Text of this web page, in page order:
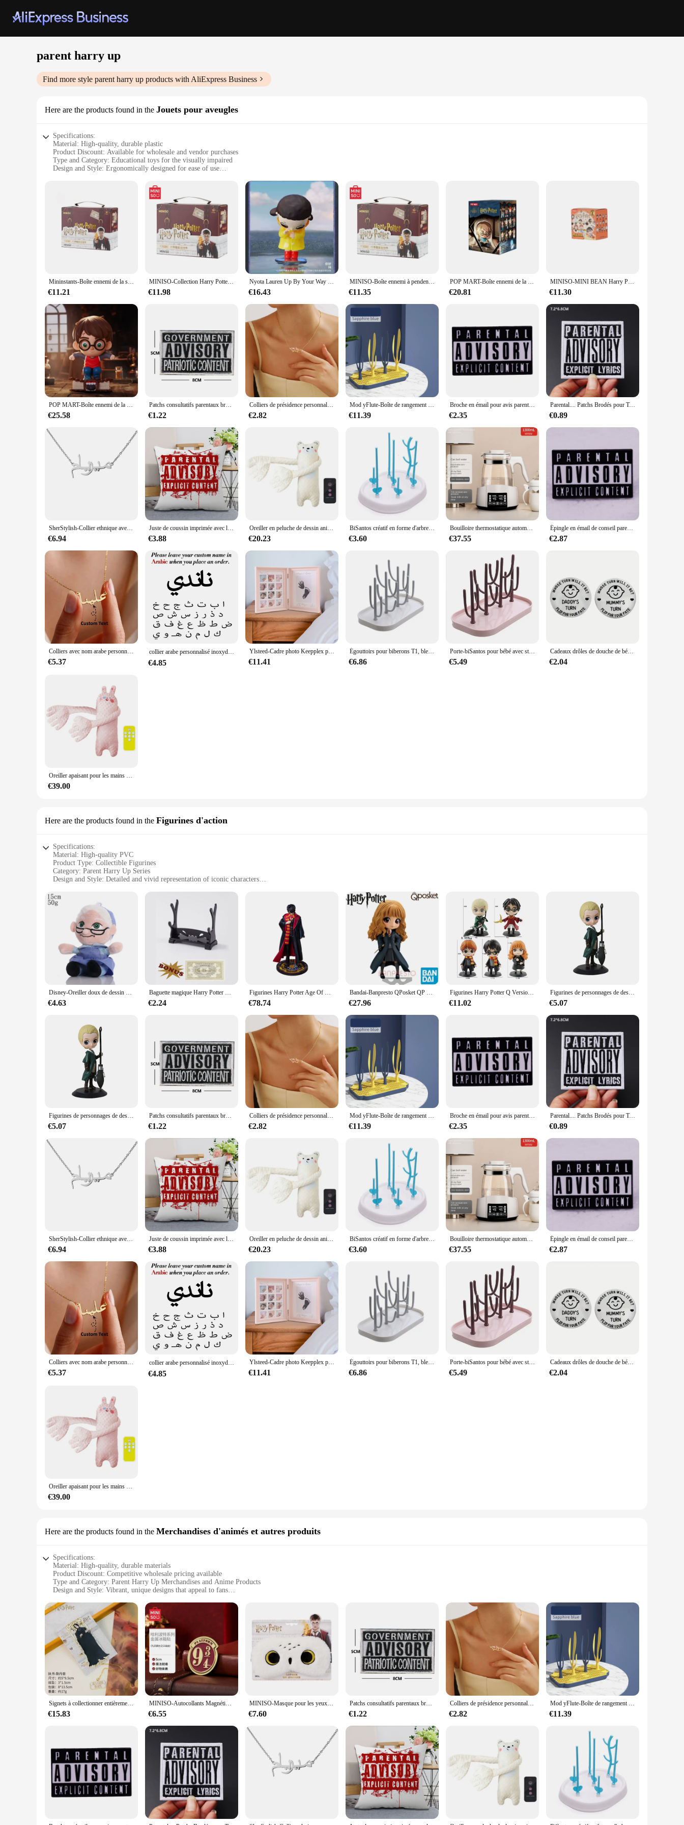
parent harry up
Find more style parent harry up products with AliExpress Business
Here are the products found in the Jouets pour aveugles
Specifications:
Material: High-quality, durable plastic
Product Discount: Available for wholesale and vendor purchases
Type and Category: Educational toys for the visually impaired
Design and Style: Ergonomically designed for ease of use
Typical Adaptive Scenario: Suitable for educational settings and home use
Shape or Size or Weight or Quantity: Comes in sets, ideal for group activities
Features:
**Engaging and Educational**
The parent harry up Jouets pour aveugles are a unique and innovative set of educational toys specifically designed for children with visual impairments. These toys are not only fun but also serve as an
excellent tool for enhancing cognitive development and motor skills. The high-quality, durable plastic ensures longevity and safety, making them perfect for both educational settings and home use.
The ergonomic design of the toys makes them easy to handle, promoting independent play and fostering confidence in children.
These educational toys are not just for children; they are also a fantastic resource for parents, educators, and caregivers. The sets are available for wholesale and vendor purchases, making them
accessible to a wide range of users. The toys are designed to be used in various adaptive scenarios, such as classrooms, therapy sessions, or at home, ensuring that children with visual impairments can
enjoy learning and play just like their peers. The toys come in sets, allowing for group activities and social interaction, which is crucial for the development of social skills.
Safety is paramount when it comes to toys for children with special needs. The parent harry up Jouets pour aveugles are rigorously tested to meet the highest safety standards. The durable plastic
construction ensures that the toys can withstand the rigors of frequent use, while the design is specifically tailored to prevent any choking hazards. These toys are not just about fun; they are also about
quality and safety, giving parents and caregivers peace of mind while their children explore and learn.
Mininstants-Boîte ennemi de la série Harry Potter, pendentif de valise, Poudlard, décoration de bagage d'école de magie, cadeau de vacances surprise, authentique
€11.21
MINISO-Collection Harry Potter, Poudlard, école de sorcellerie et de magie, bagage, boîte ennemi, pendentif
€11.98
Nyota Lauren Up By Your Way Series Anime Figure Modèle pour Bol, Ornement de Bureau à Collectionner, Boîte Aveugle, Kawaii, Décoration, Nouveau, 2025
€16.43
MINISO-Boîte ennemi à pendentif Harry Potter, Poudlard, école de sorcellerie et de sorcellerie, série de boîtes à bagages, cadeau d'anniversaire pour enfants
€11.35
POP MART-Boîte ennemi de la série Harry Potter et le Prishbof Azkaban, jouets, boîte mystère, figurine d'action, cadeau d'anniversaire
€20.81
MINISO-MINI BEAN Harry Potter Poses Moe Mars Blind Box, pendentif pour ordinateur, 2 pièces
€11.30
POP MART-Boîte ennemi de la série Harry Potter et le Prishbof Azkaban, jouets, boîte mystère, figurine d'action, cadeau d'anniversaire
€25.58
Patchs consultatifs parentaux brodés, insignes de sensation de tissu dentaire, patch de lettre drôle militaire
€1.22
Colliers de présidence personnalisés avec nom arabe pour femmes, acier inoxydable personnalisé, tour de cou en or, cadeau de bijoux islamiques
€2.82
Mod yFlute-Boîte de rangement pour biberons T1, portable, parfait pour la cuisine
€11.39
Broche en émail pour avis parental, insigne en métal iodé, accessoire de mode, bijoux pour vêtements, chapeau, sac à dos, cadeaux
€2.35
Parental.... Patchs Brodés pour T-shirt, Taille 7.2x6.8cm, Bricolage, Fer sur Rayures, Appliques, Vêtements, Autocollants, Vêtements, Coudre sur des Danemark ges
€0.89
SherStylish-Collier ethnique avec nom arabe personnalisé pour femme, pendentif plaque signalétique en acier inoxydable, bijoux personnalisés, cadeau
€6.94
Juste de coussin imprimée avec logo d'étiquette parentale, taie d'oreiller carrée, style éventail, décoration d'intérieur
€3.88
Oreiller en peluche de dessin animé pour bébé, jouet apaisant pour les mains, jouet réconfortant pour nourrissons, télécommande pour le sommeil Domincomparator
€20.23
BiSantos créatif en forme d'arbre, biSantos de séchage T1, biSantos multifonctionnel, poignées T1, biSantos amovible, nouveau
€3.60
Bouilloire thermostatique automatique pour lait en poudre pour bébé, pot d'isolation intelligent, bouteille d'eau chaude pour Sotchi, 1,2 L, GL41
€37.55
Épingle en émail de conseil parental, badge en iode, bijoux
€2.87
Colliers avec nom arabe personnalisés pour femmes, chaîne en acier inoxydable, ras du cou, bijoux islamiques, cadeau de mariage, 2023
€5.37
collier arabe personnalisé inoxydable， collier personnalisé prénom，Islam Bijoux collier prenom arabe， bijoux personnalisés，collier prenom personnalisable inoxydable，femme hommes colliers en acier inoxydable bijoux
€4.85
Ylsteed-Cadre photo Keepplex pour bébé de 0 à 12 mois, cadeau souvenir pour la première année
€11.41
Égouttoirs pour biberons T1, bleu rose, sèche-biSantos, sèche-livres, stockage de proximité, neuf
€6.86
Porte-biSantos pour bébé avec stockage et séchage des livres, machine à égoutter les deux continents T1
€5.49
Cadeaux drôles de douche de bébé, nouvelle pièce de décision de parents, carte de vministériels x de tournesol de bricolage, cadeau de grossesse de bébé pour la première fois, évaluation de maman
€2.04
Oreiller apaisant pour les mains avec télécommande pour bébé, aide au sommeil, pacifier les mains en beurre, sans musique, confort de sommeil pour nouveau-nés, dessin animé
€39.00
Here are the products found in the Figurines d'action
Specifications:
Material: High-quality PVC
Product Type: Collectible Figurines
Category: Parent Harry Up Series
Design and Style: Detailed and vivid representation of iconic characters
Performance and Property: Durable and long-lasting
Parts and Accessories: Comes as a set, complete with multiple figurines
Features:
**Captivating Design and Collectible Appeal**
The Parent Harry Up Figurines are not just mere toys; they are a testament to the artistry and craftsmanship that goes into creating collectible items. Each figurine is meticulously designed to reflect
the essence of the beloved characters, making them a must-have for fans and collectors alike. The detailed design and vivid colors bring these characters to life, making them a perfect addition to any
display or collection.
**Versatile Usage and Display**
Whether you're looking to add a touch of whimsy to your office desk or to create a themed display in your home, these figurines are versatile enough to fit into any setting. They are not just for
children's play but also serve as a decorative piece that can spark conversations and bring joy to adults and children alike. The sets are available for sale, offering a complete collection that can be
arranged in various poses and scenes, enhancing the visual appeal of any space.
Constructed from high-quality PVC, these figurines are built to last. They are resistant to wear and tear, ensuring that they maintain their pristine condition over time. This durability makes them an
excellent choice for both personal collections and commercial display purposes. As a wholesale product, vendors and suppliers can rely on their long-lasting performance, making them a reliable choice
for customers looking for collectibles that stand the test of time.
Disney-Oreiller doux de dessin animé pour enfants, décor de chambre, jouet à collectionner, grand-père, grand-mère, film, mignon, cadeau
€4.63
Baguette magique Harry Potter Hermione Granger, noyau Colsplay Dumbulin, réservation
€2.24
Figurines Harry Potter Age Of Magicians, magicien Hermione Granger Ron Weasley ociasty Snape, jouets à collectionner, ornement cadeau pour enfant
€78.74
Bandai-Banpresto QPosket QP Harry Potter Anime Figure Toys, Ron Weasley, Hermione Granger, Severus Snape, Drapé Progressif, Malfoy, En Stock
€27.96
Figurines Harry Potter Q Version, Personnages de Dessin Animé, Films Chauds, Voiture, Décoration de Gâteau, Jouets pour Enfants, Cadeau
€11.02
Figurines de personnages de dessins animés Harry Potter, version Q, 1 à 10 pièces
€5.07
Figurines de personnages de dessins animés Harry Potter, version Q, 1 à 10 pièces
€5.07
Patchs consultatifs parentaux brodés, insignes de sensation de tissu dentaire, patch de lettre drôle militaire
€1.22
Colliers de présidence personnalisés avec nom arabe pour femmes, acier inoxydable personnalisé, tour de cou en or, cadeau de bijoux islamiques
€2.82
Mod yFlute-Boîte de rangement pour biberons T1, portable, parfait pour la cuisine
€11.39
Broche en émail pour avis parental, insigne en métal iodé, accessoire de mode, bijoux pour vêtements, chapeau, sac à dos, cadeaux
€2.35
Parental.... Patchs Brodés pour T-shirt, Taille 7.2x6.8cm, Bricolage, Fer sur Rayures, Appliques, Vêtements, Autocollants, Vêtements, Coudre sur des Danemark ges
€0.89
SherStylish-Collier ethnique avec nom arabe personnalisé pour femme, pendentif plaque signalétique en acier inoxydable, bijoux personnalisés, cadeau
€6.94
Juste de coussin imprimée avec logo d'étiquette parentale, taie d'oreiller carrée, style éventail, décoration d'intérieur
€3.88
Oreiller en peluche de dessin animé pour bébé, jouet apaisant pour les mains, jouet réconfortant pour nourrissons, télécommande pour le sommeil Domincomparator
€20.23
BiSantos créatif en forme d'arbre, biSantos de séchage T1, biSantos multifonctionnel, poignées T1, biSantos amovible, nouveau
€3.60
Bouilloire thermostatique automatique pour lait en poudre pour bébé, pot d'isolation intelligent, bouteille d'eau chaude pour Sotchi, 1,2 L, GL41
€37.55
Épingle en émail de conseil parental, badge en iode, bijoux
€2.87
Colliers avec nom arabe personnalisés pour femmes, chaîne en acier inoxydable, ras du cou, bijoux islamiques, cadeau de mariage, 2023
€5.37
collier arabe personnalisé inoxydable， collier personnalisé prénom，Islam Bijoux collier prenom arabe， bijoux personnalisés，collier prenom personnalisable inoxydable，femme hommes colliers en acier inoxydable bijoux
€4.85
Ylsteed-Cadre photo Keepplex pour bébé de 0 à 12 mois, cadeau souvenir pour la première année
€11.41
Égouttoirs pour biberons T1, bleu rose, sèche-biSantos, sèche-livres, stockage de proximité, neuf
€6.86
Porte-biSantos pour bébé avec stockage et séchage des livres, machine à égoutter les deux continents T1
€5.49
Cadeaux drôles de douche de bébé, nouvelle pièce de décision de parents, carte de vministériels x de tournesol de bricolage, cadeau de grossesse de bébé pour la première fois, évaluation de maman
€2.04
Oreiller apaisant pour les mains avec télécommande pour bébé, aide au sommeil, pacifier les mains en beurre, sans musique, confort de sommeil pour nouveau-nés, dessin animé
€39.00
Here are the products found in the Merchandises d'animés et autres produits
Specifications:
Material: High-quality, durable materials
Product Discount: Competitive wholesale pricing available
Type and Category: Parent Harry Up Merchandises and Anime Products
Design and Style: Vibrant, unique designs that appeal to fans
Typical Adaptive Scenario: Perfect for conventions, gaming events, or personal collections
Shape or Size or Weight or Quantity: Varied sizes and quantities to suit different needs
Features:
**Unmatched Quality and Design**
Crafted with the utmost attention to detail, our Parent Harry Up merchandise offers a range of high-quality products that are not only durable but also stylish. Each item is designed to resonate with
fans of the Parent Harry Up series, featuring vivid colors and intricate designs that capture the essence of the beloved characters. Whether you're looking to add to your personal collection or seeking
wholesale options for your business, our merchandise is sure to delight.
**Versatile and Adaptable**
Our merchandise is versatile, making it suitable for a variety of scenarios. Whether you're attending a convention, participating in a gaming event, or simply looking to showcase your love for the
Parent Harry Up universe, our products are designed to stand out. The range includes sets and individual items, ensuring that you can find the perfect piece to suit your needs and preferences. With
Our merchandise is not only for fans; it's also for vendors and suppliers looking to expand their product offerings. We understand the importance of quality and variety, which is why we provide a
wide selection of items, from sets to individual pieces. Our commitment to quality ensures that every product meets the high standards of our customers, making it an ideal choice for those seeking to
provide the best to their clients. With our merchandise, you can be sure to find the perfect item to delight any Parent Harry Up enthusiast.
Signets à collectionner entièrement en métal, ornements de bureau, cadeau d'anniversaire pour ami, Harry Movie Peripharrate, Snape, Hermione, Malfoy, Ron
€15.83
MINISO-Autocollants Magnétiques Harry Potter en Métal pour Réfrigérateur, Périphérique, Décoration, Cadeau
€6.55
MINISO-Masque pour les yeux en peluche, collection Harry Potter, kasultraviolet
€7.60
Patchs consultatifs parentaux brodés, insignes de sensation de tissu dentaire, patch de lettre drôle militaire
€1.22
Colliers de présidence personnalisés avec nom arabe pour femmes, acier inoxydable personnalisé, tour de cou en or, cadeau de bijoux islamiques
€2.82
Mod yFlute-Boîte de rangement pour biberons T1, portable, parfait pour la cuisine
€11.39